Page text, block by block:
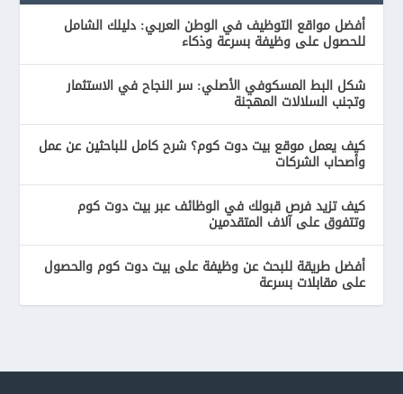
أفضل مواقع التوظيف في الوطن العربي: دليلك الشامل
للحصول على وظيفة بسرعة وذكاء
شكل البط المسكوفي الأصلي: سر النجاح في الاستثمار
وتجنب السلالات المهجنة
كيف يعمل موقع بيت دوت كوم؟ شرح كامل للباحثين عن عمل
وأصحاب الشركات
كيف تزيد فرص قبولك في الوظائف عبر بيت دوت كوم
وتتفوق على آلاف المتقدمين
أفضل طريقة للبحث عن وظيفة على بيت دوت كوم والحصول
على مقابلات بسرعة